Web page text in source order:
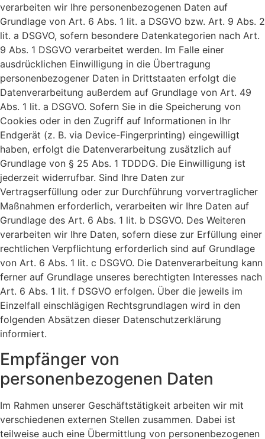
verarbeiten wir Ihre personenbezogenen Daten auf
Grundlage von Art. 6 Abs. 1 lit. a DSGVO bzw. Art. 9 Abs. 2
lit. a DSGVO, sofern besondere Datenkategorien nach Art.
9 Abs. 1 DSGVO verarbeitet werden. Im Falle einer
ausdrücklichen Einwilligung in die Übertragung
personenbezogener Daten in Drittstaaten erfolgt die
Datenverarbeitung außerdem auf Grundlage von Art. 49
Abs. 1 lit. a DSGVO. Sofern Sie in die Speicherung von
Cookies oder in den Zugriff auf Informationen in Ihr
Endgerät (z. B. via Device-Fingerprinting) eingewilligt
haben, erfolgt die Datenverarbeitung zusätzlich auf
Grundlage von § 25 Abs. 1 TDDDG. Die Einwilligung ist
jederzeit widerrufbar. Sind Ihre Daten zur
Vertragserfüllung oder zur Durchführung vorvertraglicher
Maßnahmen erforderlich, verarbeiten wir Ihre Daten auf
Grundlage des Art. 6 Abs. 1 lit. b DSGVO. Des Weiteren
verarbeiten wir Ihre Daten, sofern diese zur Erfüllung einer
rechtlichen Verpflichtung erforderlich sind auf Grundlage
von Art. 6 Abs. 1 lit. c DSGVO. Die Datenverarbeitung kann
ferner auf Grundlage unseres berechtigten Interesses nach
Art. 6 Abs. 1 lit. f DSGVO erfolgen. Über die jeweils im
Einzelfall einschlägigen Rechtsgrundlagen wird in den
folgenden Absätzen dieser Datenschutzerklärung
informiert.
Empfänger von
personenbezogenen Daten
Im Rahmen unserer Geschäftstätigkeit arbeiten wir mit
verschiedenen externen Stellen zusammen. Dabei ist
teilweise auch eine Übermittlung von personenbezogenen